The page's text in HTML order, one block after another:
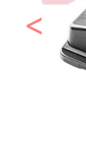
Előző